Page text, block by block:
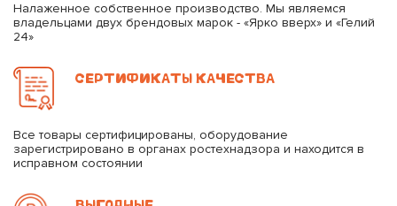
Налаженное собственное производство. Мы являемся
владельцами двух брендовых марок - «Ярко вверх» и «Гелий
24»
СЕРТИФИКАТЫ КАЧЕСТВА
Все товары сертифицированы, оборудование
зарегистрировано в органах ростехнадзора и находится в
исправном состоянии